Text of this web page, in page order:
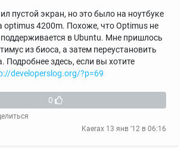
пустой экран, но это было на ноутбуке
optimus 4200m. Похоже, что Optimus не
в Ubuntu. Мне пришлось
из биоса, а затем переустановить
Подробнее здесь, если вы хотите
developerslog.org/?p=69
0
Kaerax 13 янв '12 в 06:16